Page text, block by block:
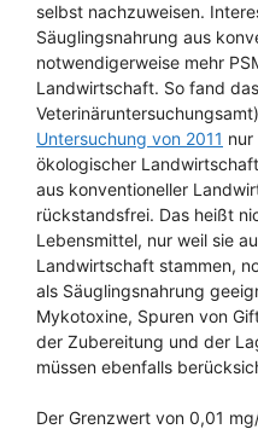
selbst nachzuweisen.
Säuglingsnahrung aus
notwendigerweise mehr
Landwirtschaft. So fand
Untersuchung von 2011 nur
ökologischer
aus konventioneller
rückstandsfrei. Das heißt
Lebensmittel, nur weil sie
Landwirtschaft stammen,
als Säuglingsnahrung
Mykotoxine, Spuren von
der Zubereitung und der
müssen ebenfalls
Der Grenzwert von 0,01